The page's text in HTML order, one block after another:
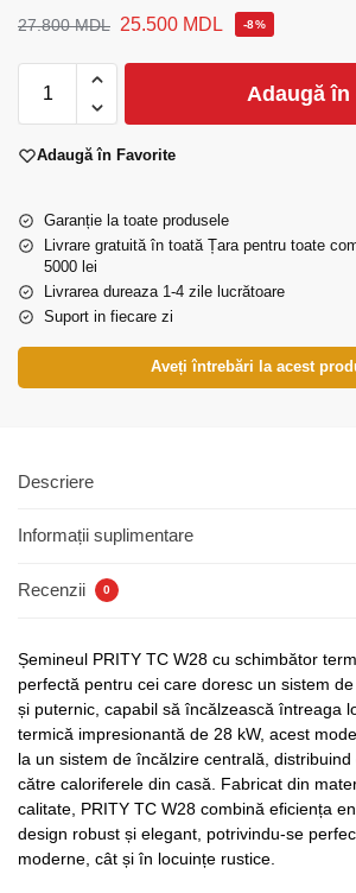
27.800MDL 25.500 MDL -8%
Adaugă în
Adaugă în Favorite
Garanție la toate produsele
Livrare gratuită în toată Țara pentru toate
5000 lei
Livrarea dureaza 1-4 zile lucrătoare
Suport in fiecare zi
Aveți întrebări la acest
Descriere
Informații suplimentare
Recenzii 0
Șemineul PRITY TC W28 cu schimbător
perfectă pentru cei care doresc un sistem
și puternic, capabil să încălzească întreaga
termică impresionantă de 28 kW, acest
la un sistem de încălzire centrală,
către caloriferele din casă. Fabricat din
calitate, PRITY TC W28 combină eficiența
design robust și elegant, potrivindu-se
moderne, cât și în locuințe rustice.